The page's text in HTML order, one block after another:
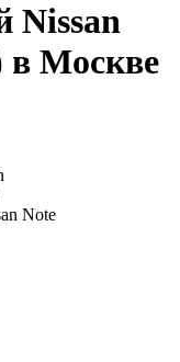
Nissan
в Москве
Note